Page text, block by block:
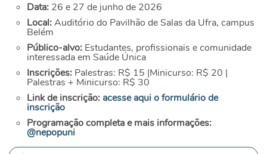
Data: 26 e 27 de junho de 2026
Local:Auditório do Pavilhão de Salas da Ufra, campus
Belém
Público-alvo: Estudantes, profissionais e comunidade
interessada em Saúde Única
Inscrições: Palestras: R$ 15 |Minicurso: R$ 20 |
Palestras + Minicurso: R$ 30
Link de inscrição: acesse aqui o formulário de
inscrição
Programação completa e mais informações:
@nepopuni